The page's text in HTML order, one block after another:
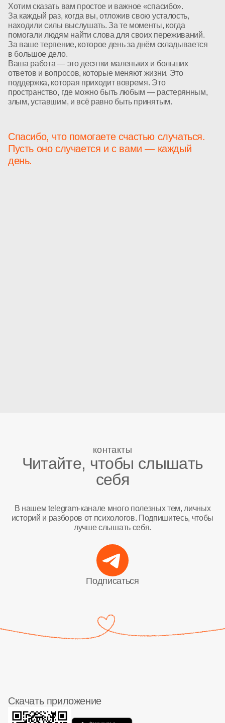
Хотим сказать вам простое и важное «спасибо».
За каждый раз, когда вы, отложив свою усталость,
находили силы выслушать. За те моменты, когда
помогали людям найти слова для своих переживаний.
За ваше терпение, которое день за днём складывается
в большое дело.
Ваша работа — это десятки маленьких и больших
ответов и вопросов, которые меняют жизни. Это
поддержка, которая приходит вовремя. Это
пространство, где можно быть любым — растерянным,
злым, уставшим, и всё равно быть принятым.
Спасибо, что помогаете счастью случаться.
Пусть оно случается и с вами — каждый
день.
контакты
Читайте, чтобы слышать
себя
В нашем telegram-канале много полезных тем, личных
историй и разборов от психологов. Подпишитесь, чтобы
лучше слышать себя.
Подписаться
Скачать приложение